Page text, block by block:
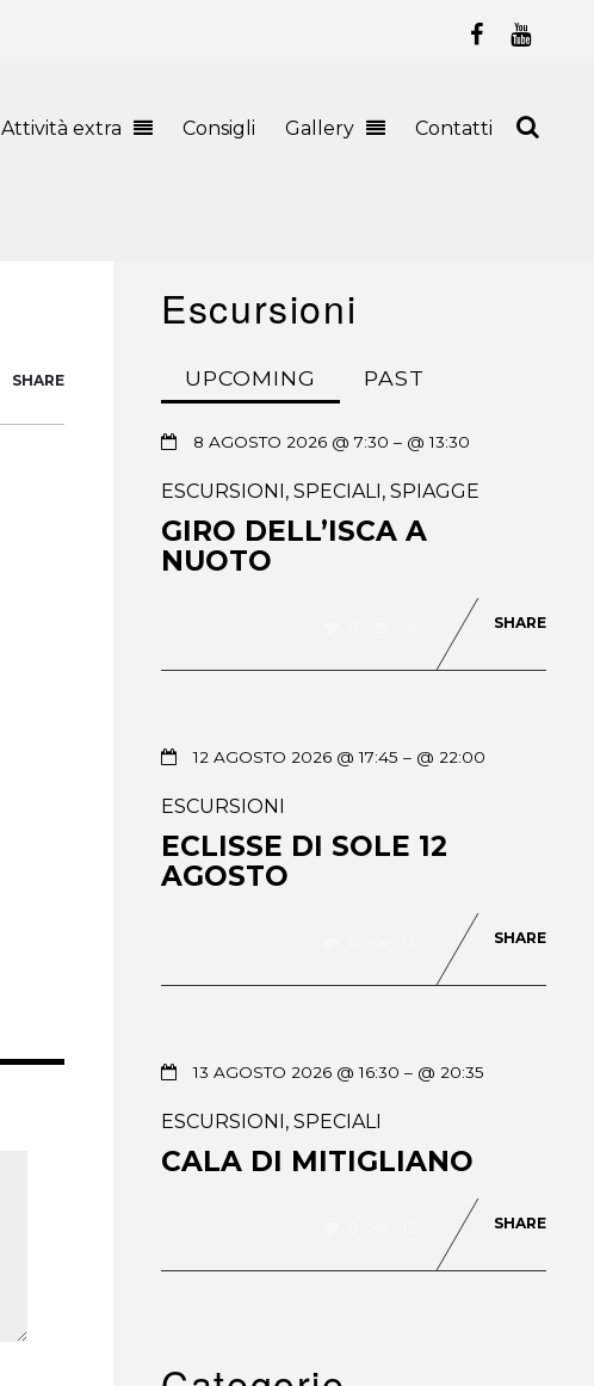
Attività extra Consigli Gallery Contatti
SHARE
Escursioni
UPCOMING PAST
8 AGOSTO 2026 @ 7:30– @ 13:30
ESCURSIONI,SPECIALI,SPIAGGE
GIRO DELL’ISCA A
NUOTO
SHARE
12 AGOSTO 2026 @ 17:45– @ 22:00
ESCURSIONI
ECLISSE DI SOLE 12
AGOSTO
SHARE
13 AGOSTO 2026 @ 16:30– @ 20:35
ESCURSIONI,SPECIALI
CALA DI MITIGLIANO
SHARE